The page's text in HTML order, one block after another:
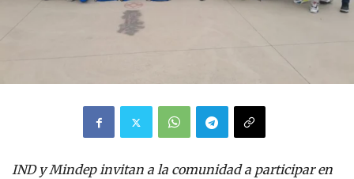
IND y Mindep invitan a la comunidad a participar en